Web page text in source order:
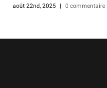
août 22nd, 2025 | 0 commentaire